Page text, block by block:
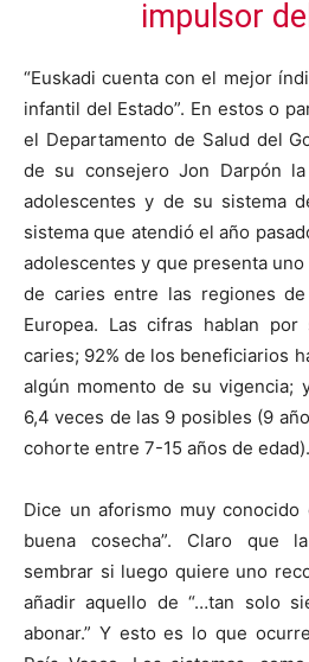
impulsor
“Euskadi cuenta con el mejor
infantil del Estado”. En estos o
el Departamento de Salud del
de su consejero Jon Darpón
adolescentes y de su sistema
sistema que atendió el año
adolescentes y que presenta
de caries entre las regiones
Europea. Las cifras hablan
caries; 92% de los beneficiarios
algún momento de su vigencia;
6,4 veces de las 9 posibles (9
cohorte entre 7-15 años de edad).
Dice un aforismo muy conocido
buena cosecha”. Claro que
sembrar si luego quiere uno
añadir aquello de “…tan solo
abonar.” Y esto es lo que